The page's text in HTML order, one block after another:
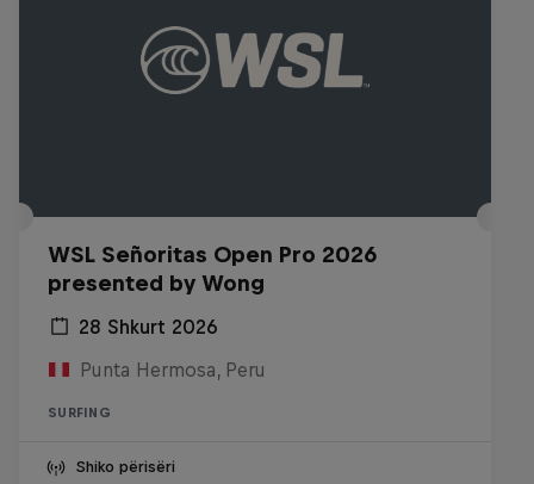
WSL Señoritas Open Pro 2026
presented by Wong
28 Shkurt 2026
Punta Hermosa, Peru
SURFING
Shiko përisëri